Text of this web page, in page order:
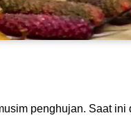
penghujan. Saat